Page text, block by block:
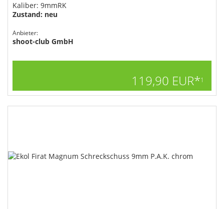
Kaliber: 9mmRK
Zustand: neu
Anbieter:
shoot-club GmbH
119,90 EUR*1